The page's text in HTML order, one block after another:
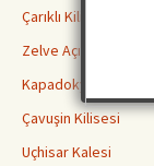
Çarıklı Kilise (
Zelve Açık Hava
Kapadokya Yeraltı
Çavuşin Kilisesi
Uçhisar Kalesi